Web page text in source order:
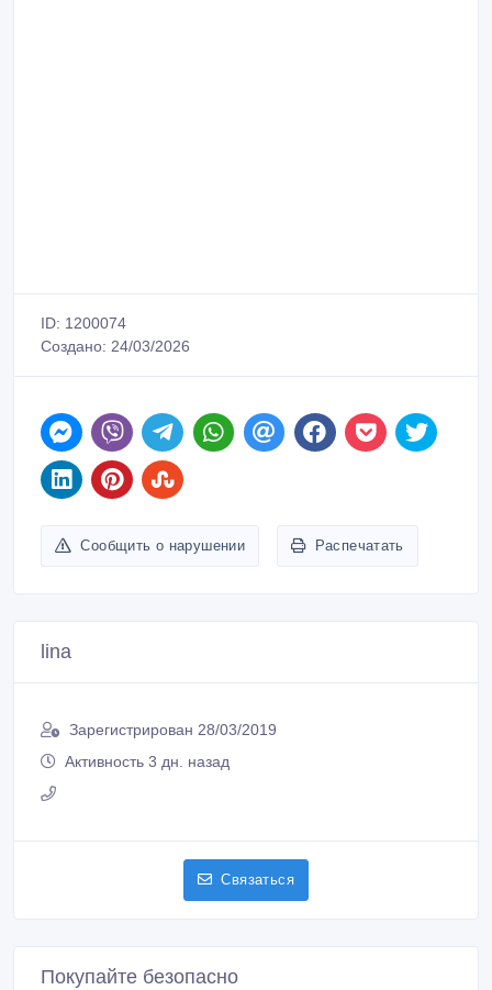
ID: 1200074
Создано: 24/03/2026
Сообщить о нарушении Распечатать
lina
Зарегистрирован 28/03/2019
Активность 3 дн. назад
Связаться
Покупайте безопасно